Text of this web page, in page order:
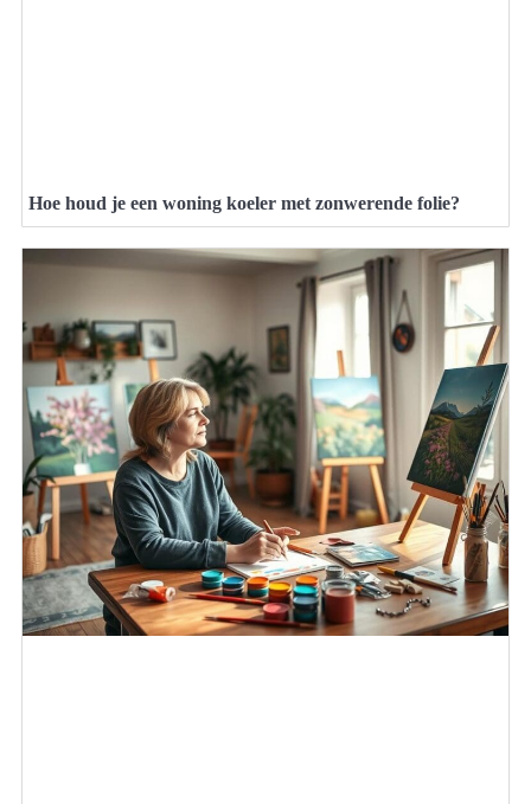
Hoe houd je een woning koeler met zonwerende folie?